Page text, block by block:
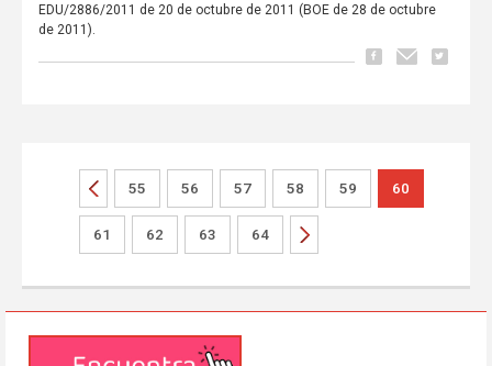
EDU/2886/2011 de 20 de octubre de 2011 (BOE de 28 de octubre
de 2011).
55 56 57 58 59 60
61 62 63 64